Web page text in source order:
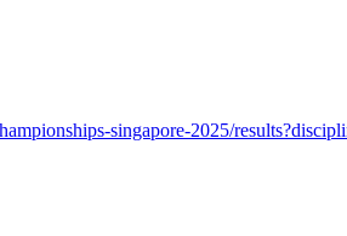
singapore-2025/